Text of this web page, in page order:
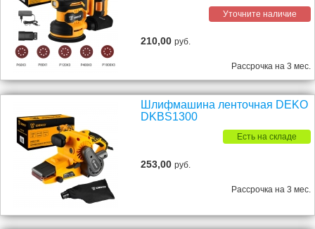
Уточните наличие
210,00руб.
Рассрочка на 3 мес.
Шлифмашина ленточная DEKO
DKBS1300
Есть на складе
253,00руб.
Рассрочка на 3 мес.